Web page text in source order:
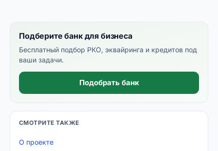
Подберите банк для бизнеса
Бесплатный подбор РКО, эквайринга и кредитов под
ваши задачи.
Подобрать банк
СМОТРИТЕ ТАКЖЕ
О проекте